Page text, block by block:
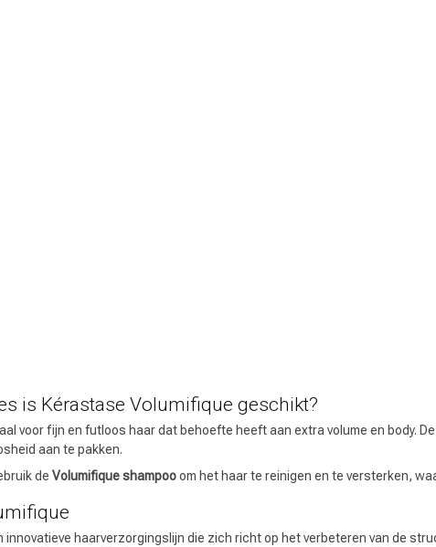
CombiDeals
Keuze van onze
is Kérastase Volumifique geschikt?
voor fijn en futloos haar dat behoefte heeft aan extra volume en body.
aan te pakken.
de Volumifique shampooom het haar te reinigen en te versterken,
innovatieve haarverzorgingslijn die zich richt op het verbeteren van de